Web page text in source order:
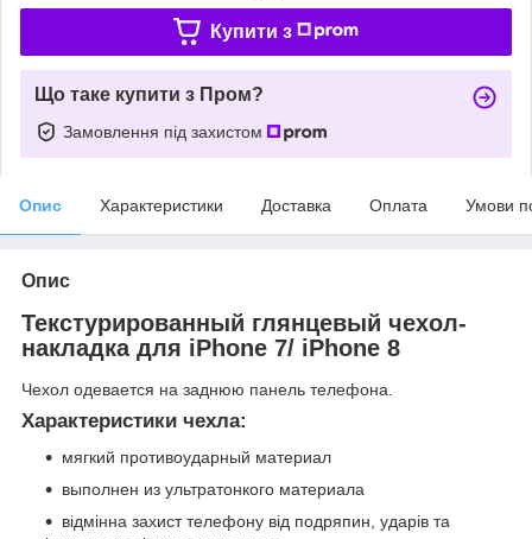
Купити з
Що таке купити з Пром?
Замовлення під захистом
Опис Характеристики Доставка Оплата Умови
Опис
Текстурированный глянцевый чехол-
накладка для iPhone 7/ iPhone 8
Чехол одевается на заднюю панель телефона.
Характеристики чехла:
мягкий противоударный материал
выполнен из ультратонкого материала
відмінна захист телефону від подряпин, ударів та